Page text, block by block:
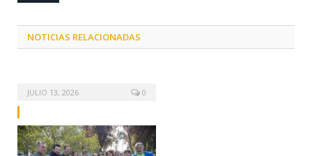
NOTICIAS RELACIONADAS
JULIO 13, 2026 0